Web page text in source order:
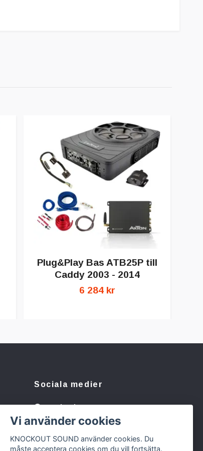
Plug&Play Bas ATB25P till
Caddy 2003 - 2014
6 284 kr
Sociala medier
Facebook
Instagram
Vi använder cookies
KNOCKOUT SOUND använder cookies. Du
måste acceptera cookies om du vill fortsätta.